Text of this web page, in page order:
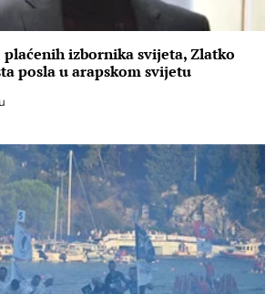
plaćenih izbornika svijeta, Zlatko
posla u arapskom svijetu